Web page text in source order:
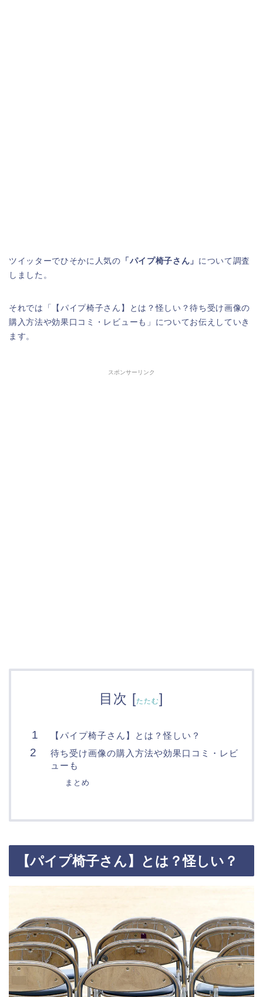
ツイッターでひそかに人気の 「パイプ椅子さん」 について調査
しました。
それでは「【パイプ椅子さん】とは？怪しい？待ち受け画像の
購入方法や効果口コミ・レビューも」についてお伝えしていき
ます。
スポンサーリンク
目次 [たたむ]
【パイプ椅子さん】とは？怪しい？
待ち受け画像の購入方法や効果口コミ・レビ
ューも
まとめ
【パイプ椅子さん】とは？怪しい？